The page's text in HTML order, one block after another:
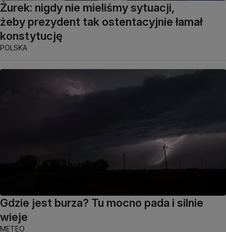
Żurek: nigdy nie mieliśmy sytuacji,
żeby prezydent tak ostentacyjnie łamał
konstytucję
POLSKA
Gdzie jest burza? Tu mocno pada i silnie
wieje
METEO